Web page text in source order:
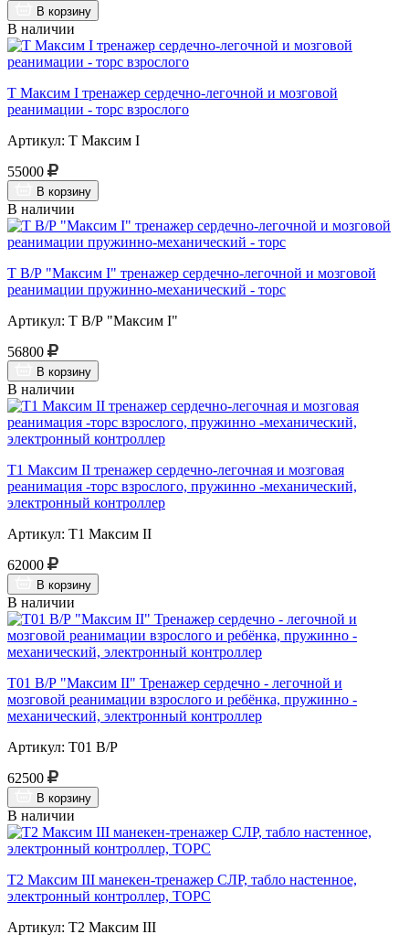
В корзину
В наличии
Т Максим I тренажер сердечно-легочной и мозговой
реанимации - торс взрослого
Артикул: Т Максим I
55000
В корзину
В наличии
Т В/Р "Максим I" тренажер сердечно-легочной и мозговой
реанимации пружинно-механический - торс
Артикул: Т В/Р "Максим I"
56800
В корзину
В наличии
Т1 Максим II тренажер сердечно-легочная и мозговая
реанимация -торс взрослого, пружинно -механический,
электронный контроллер
Артикул: Т1 Максим II
62000
В корзину
В наличии
Т01 В/Р "Максим II" Тренажер сердечно - легочной и
мозговой реанимации взрослого и ребёнка, пружинно -
механический, электронный контроллер
Артикул: Т01 В/Р
62500
В корзину
В наличии
Т2 Максим III манекен-тренажер СЛР, табло настенное,
электронный контроллер, ТОРС
Артикул: Т2 Максим III